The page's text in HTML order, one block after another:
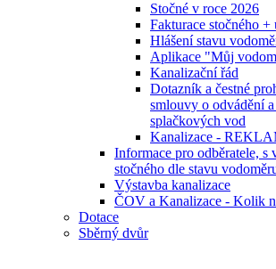
Stočné v roce 2026
Fakturace stočného
Hlášení stavu
Aplikace "Můj
Kanalizační řád
Dotazník a čestné
smlouvy o odvádění
splačkových vod
Kanalizace -
Informace pro odběratele, s
stočného dle stavu
Výstavba kanalizace
ČOV a Kanalizace - Kolik
Dotace
Sběrný dvůr